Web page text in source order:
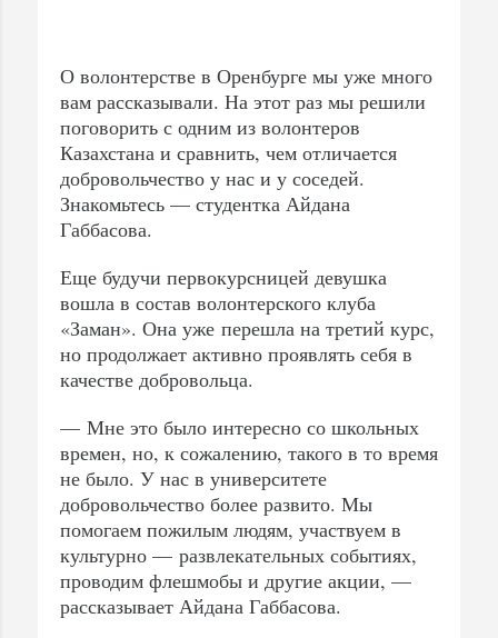
О волонтерстве в Оренбурге мы уже много
вам рассказывали. На этот раз мы решили
поговорить с одним из волонтеров
Казахстана и сравнить, чем отличается
добровольчество у нас и у соседей.
Знакомьтесь — студентка Айдана
Габбасова.
Еще будучи первокурсницей девушка
вошла в состав волонтерского клуба
«Заман». Она уже перешла на третий курс,
но продолжает активно проявлять себя в
качестве добровольца.
— Мне это было интересно со школьных
времен, но, к сожалению, такого в то время
не было. У нас в университете
добровольчество более развито. Мы
помогаем пожилым людям, участвуем в
культурно — развлекательных событиях,
проводим флешмобы и другие акции, —
рассказывает Айдана Габбасова.